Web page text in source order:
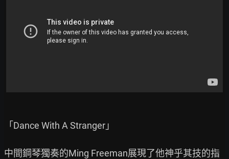
「Dance With A Stranger」
中間鋼琴獨奏的Ming Freeman展現了他神乎其技的指